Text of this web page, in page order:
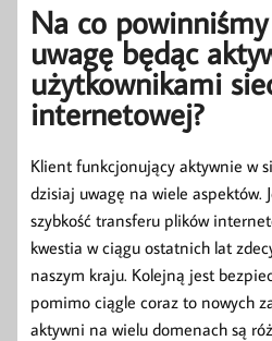
Na co
uwagę będąc
użytkownikami
internetowej?
Klient funkcjonujący aktywnie w
dzisiaj uwagę na wiele aspektów.
szybkość transferu plików
kwestia w ciągu ostatnich lat
naszym kraju. Kolejną jest
pomimo ciągle coraz to nowych
aktywni na wielu domenach są